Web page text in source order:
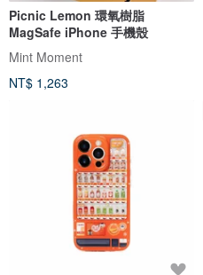
Picnic Lemon 環氧樹脂
MagSafe iPhone 手機殼
Mint Moment
NT$ 1,263